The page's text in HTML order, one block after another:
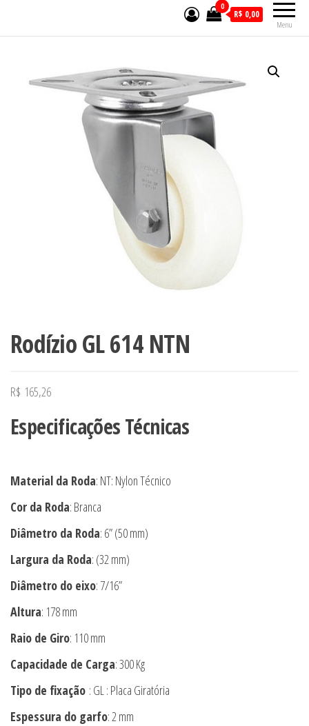
Menu
0
R$ 0,00
Rodízio GL 614 NTN
R$ 165,26
Especificações Técnicas
Material da Roda: NT: Nylon Técnico
Cor da Roda: Branca
Diâmetro da Roda: 6” (50 mm)
Largura da Roda: (32 mm)
Diâmetro do eixo: 7/16”
Altura: 178 mm
Raio de Giro: 110 mm
Capacidade de Carga: 300 Kg
Tipo de fixação : GL : Placa Giratória
Espessura do garfo: 2 mm